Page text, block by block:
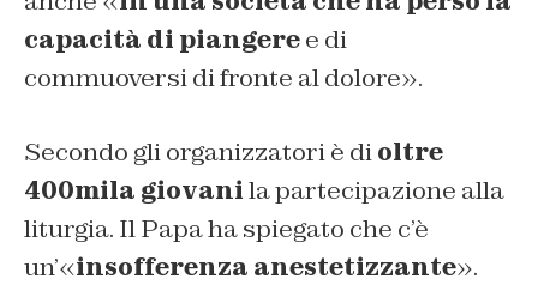
capacità di piangeree di
commuoversi di fronte al dolore».
Secondo gli organizzatori è dioltre
400mila giovanila partecipazione alla
liturgia. Il Papa ha spiegato che c’è
un’«insofferenza anestetizzante».